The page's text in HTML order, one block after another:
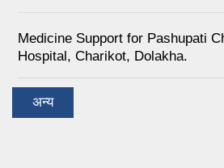
Medicine Support for Pashupati
Hospital, Charikot, Dolakha.
अन्य